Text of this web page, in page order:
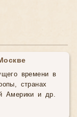
времени в
странах
Америки и др.